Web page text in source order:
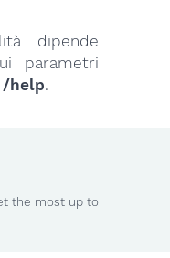
dipende
parametri
/help.
the most up to